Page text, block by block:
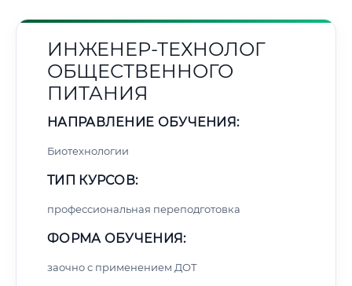
ИНЖЕНЕР-ТЕХНОЛОГ
ОБЩЕСТВЕННОГО
ПИТАНИЯ
НАПРАВЛЕНИЕ ОБУЧЕНИЯ:
Биотехнологии
ТИП КУРСОВ:
профессиональная переподготовка
ФОРМА ОБУЧЕНИЯ:
заочно с применением ДОТ